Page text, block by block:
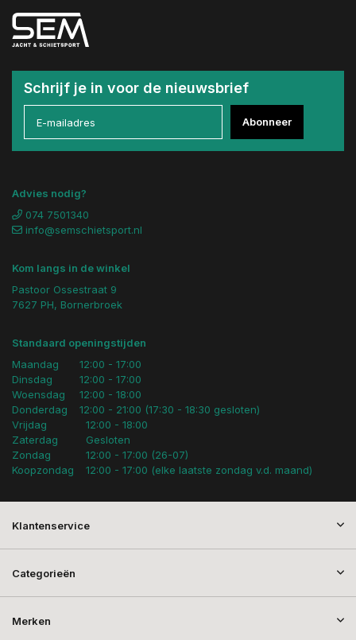
Schrijf je in voor de nieuwsbrief
Abonneer
Advies nodig?
074 7501340
info@semschietsport.nl
Kom langs in de winkel
Pastoor Ossestraat 9
7627 PH, Bornerbroek
Standaard openingstijden
Maandag
Dinsdag
Woensdag
Donderdag
12:00 - 17:00
12:00 - 17:00
12:00 - 18:00
12:00 - 21:00 (17:30 - 18:30 gesloten)
Vrijdag
Zaterdag
Zondag
Koopzondag
12:00 - 18:00
Gesloten
12:00 - 17:00 (26-07)
12:00 - 17:00 (elke laatste zondag v.d. maand)
Klantenservice
Categorieën
Merken